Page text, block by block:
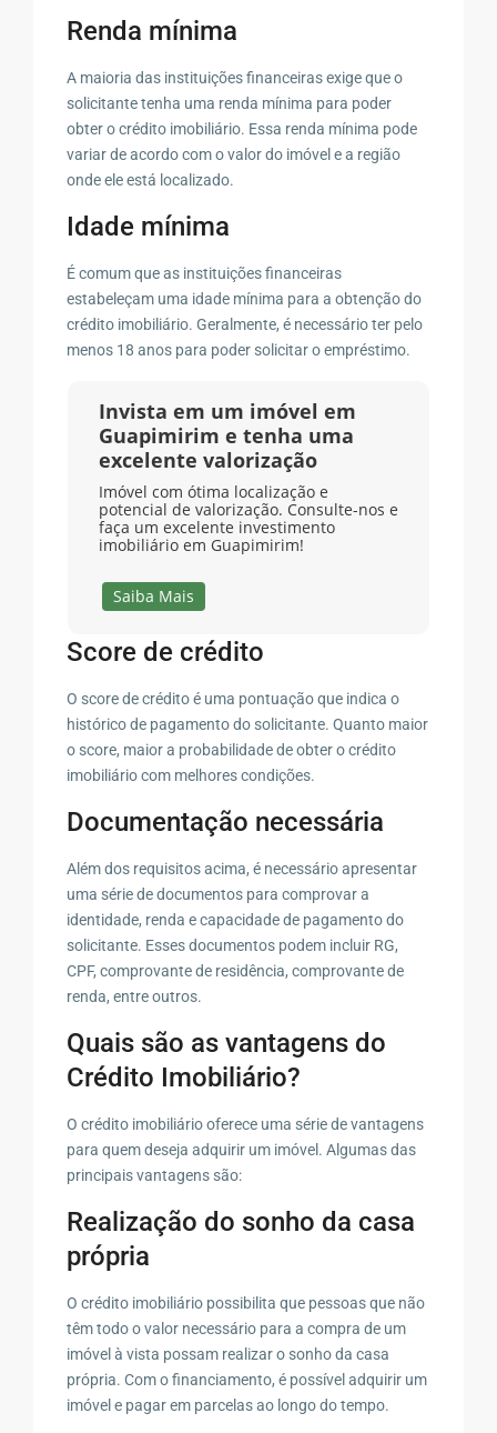
Renda mínima
A maioria das instituições financeiras exige que o
solicitante tenha uma renda mínima para poder
obter o crédito imobiliário. Essa renda mínima pode
variar de acordo com o valor do imóvel e a região
onde ele está localizado.
Idade mínima
É comum que as instituições financeiras
estabeleçam uma idade mínima para a obtenção do
crédito imobiliário. Geralmente, é necessário ter pelo
menos 18 anos para poder solicitar o empréstimo.
Invista em um imóvel em
Guapimirim e tenha uma
excelente valorização
Imóvel com ótima localização e
potencial de valorização. Consulte-nos e
faça um excelente investimento
imobiliário em Guapimirim!
Saiba Mais
Score de crédito
O score de crédito é uma pontuação que indica o
histórico de pagamento do solicitante. Quanto maior
o score, maior a probabilidade de obter o crédito
imobiliário com melhores condições.
Documentação necessária
Além dos requisitos acima, é necessário apresentar
uma série de documentos para comprovar a
identidade, renda e capacidade de pagamento do
solicitante. Esses documentos podem incluir RG,
CPF, comprovante de residência, comprovante de
renda, entre outros.
Quais são as vantagens do
Crédito Imobiliário?
O crédito imobiliário oferece uma série de vantagens
para quem deseja adquirir um imóvel. Algumas das
principais vantagens são:
Realização do sonho da casa
própria
O crédito imobiliário possibilita que pessoas que não
têm todo o valor necessário para a compra de um
imóvel à vista possam realizar o sonho da casa
própria. Com o financiamento, é possível adquirir um
imóvel e pagar em parcelas ao longo do tempo.